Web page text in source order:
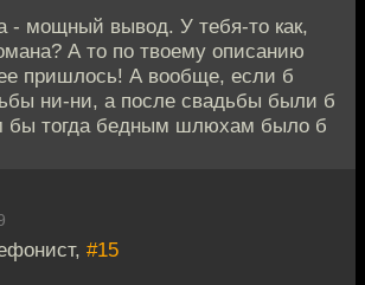
- мощный вывод. У тебя-то как,
А то по твоему описанию
пришлось! А вообще, если б
ни-ни, а после свадьбы были б
бы тогда бедным шлюхам было б
#15